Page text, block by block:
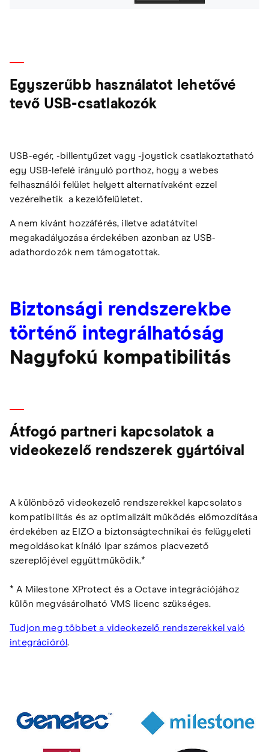
Egyszerűbb használatot lehetővé
tevő USB-csatlakozók
USB-egér, -billentyűzet vagy -joystick csatlakoztatható
egy USB-lefelé irányuló porthoz, hogy a webes
felhasználói felület helyett alternatívaként ezzel
vezérelhetik a kezelőfelületet.
A nem kívánt hozzáférés, illetve adatátvitel
megakadályozása érdekében azonban az USB-
adathordozók nem támogatottak.
Biztonsági rendszerekbe
történő integrálhatóság
Nagyfokú kompatibilitás
Átfogó partneri kapcsolatok a
videokezelő rendszerek gyártóival
A különböző videokezelő rendszerekkel kapcsolatos
kompatibilitás és az optimalizált működés előmozdítása
érdekében az EIZO a biztonságtechnikai és felügyeleti
megoldásokat kínáló ipar számos piacvezető
szereplőjével együttműködik.*
* A Milestone XProtect és a Octave integrációjához
külön megvásárolható VMS licenc szükséges.
Tudjon meg többet a videokezelő rendszerekkel való
integrációról.